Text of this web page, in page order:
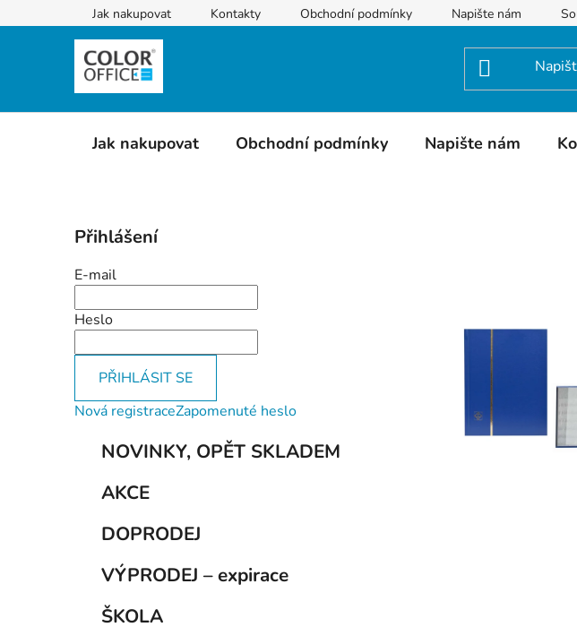
na
Jak nakupovat Kontakty Obchodní podmínky Napište nám
Jak nakupovat Obchodní podmínky Napište nám
o
s
t
r
a
n
í
Přihlášení
E-mail
Heslo
PŘIHLÁSIT SE
Nová registraceZapomenuté heslo
Přeskočit
kategorie
NOVINKY, OPĚT SKLADEM
AKCE
DOPRODEJ
VÝPRODEJ – expirace
ŠKOLA